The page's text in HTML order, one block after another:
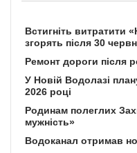
Встигніть витратити
згорять після 30
Ремонт дороги після
У Новій Водолазі
2026 році
Родинам полеглих
мужність»
Водоканал отримав